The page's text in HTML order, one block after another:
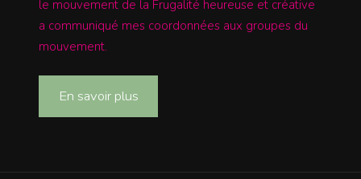
le mouvement de la Frugalité heureuse et créative
a communiqué mes coordonnées aux groupes du
mouvement.
En savoir plus